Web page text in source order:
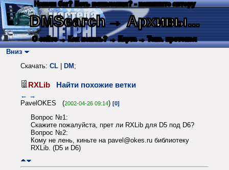
Нашли баг? Есть пожелания? - напишите автору
DMSearch→ Архивы...
О сайте → Как искать? → Карта → Текс. протокол
Вниз
Скачать: CL DM ;
RXLib Найти похожие ветки
← →
PavelOKES (2002-04-26 09:14) [0]
Вопрос №1:
Скажите пожалуйста, прет ли RXLib для D5 под D6?
Вопрос №2:
Кому не лень, киньте на pavel@okes.ru библиотеку
RXLib. (D5 и D6)